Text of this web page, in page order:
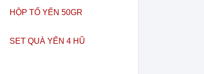
HỘP TỔ YẾN 50GR
SET QUÀ YẾN 4 HŨ